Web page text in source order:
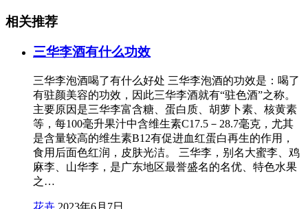
相关推荐
三华李酒有什么功效
三华李泡酒喝了有什么好处 三华李泡酒的功效是：喝了
有驻颜美容的功效，因此三华李酒就有“驻色酒”之称。
主要原因是三华李富含糖、蛋白质、胡萝卜素、核黄素
等，每100毫升果汁中含维生素C17.5－28.7毫克，尤其
是含量较高的维生素B12有促进血红蛋白再生的作用，
食用后面色红润，皮肤光洁。 三华李，别名大蜜李、鸡
麻李、山华李，是广东地区最誉盛名的名优、特色水果
之…